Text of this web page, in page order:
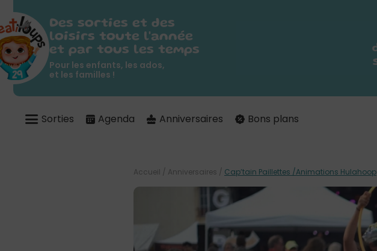
Des sorties et des
loisirs toute l'année
et par tous les temps
Pour les enfants, les ados,
et les familles !
Sorties Agenda Anniversaires Bons plans
Accueil / Anniversaires / Cap’tain Paillettes /Animations Hulahoop